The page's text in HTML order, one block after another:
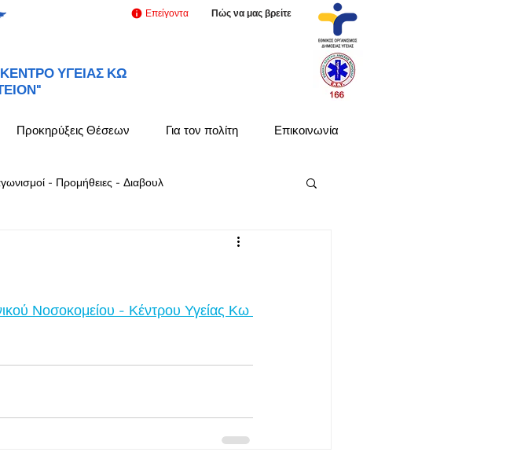
ΚΕΝΤΡΟ ΥΓΕΙΑΣ ΚΩ
Επείγοντα Πώς να μας βρείτε
Προκηρύξεις Θέσεων Για τον πολίτη Επικοινωνία
- Προμήθειες - Διαβουλ
Νοσοκομείου - Κέντρου Υγείας Κω